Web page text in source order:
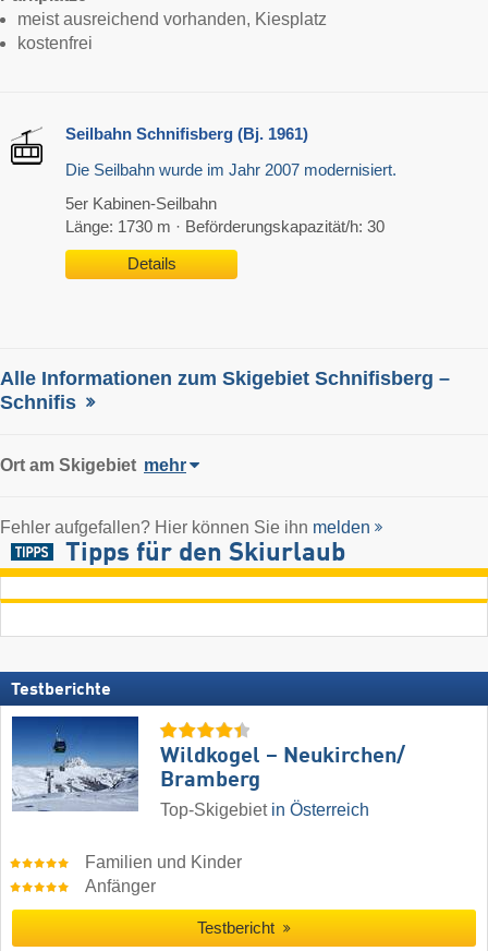
meist ausreichend vorhanden, Kiesplatz
kostenfrei
Seilbahn Schnifisberg (Bj. 1961)
Die Seilbahn wurde im Jahr 2007 modernisiert.
5er Kabinen-Seilbahn
Länge: 1730 m · Beförderungskapazität/h: 30
Details
Alle Informationen zum Skigebiet Schnifisberg –
Schnifis
Ort am Skigebiet mehr
Fehler aufgefallen? Hier können Sie ihn melden
Tipps für den Skiurlaub
Testberichte
Wildkogel – Neukirchen/​
Bramberg
Top-Skigebiet in Österreich
Familien und Kinder
Anfänger
Testbericht